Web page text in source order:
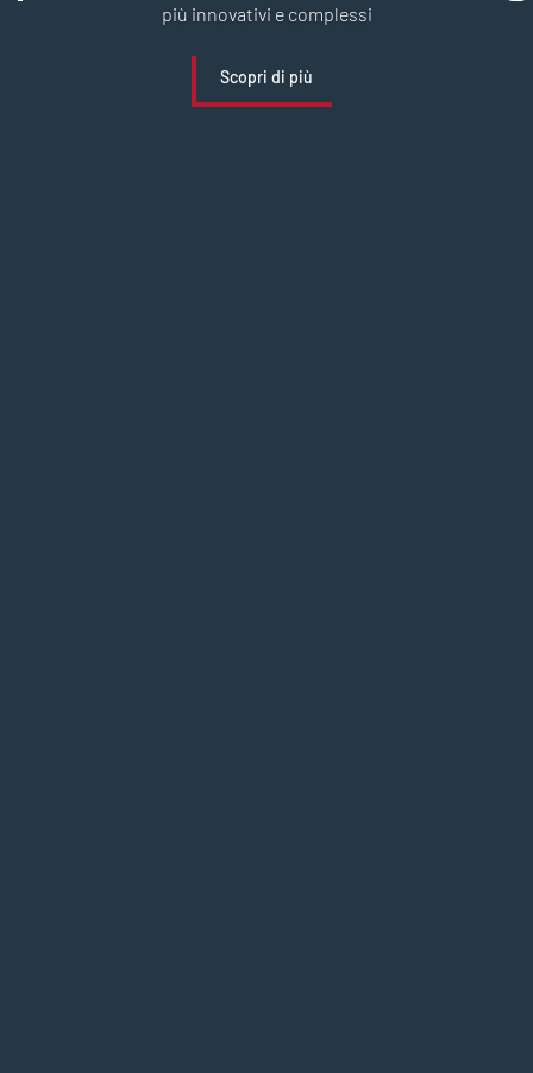
più innovativi e complessi
Scopri di più